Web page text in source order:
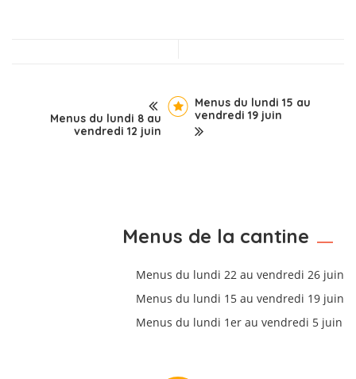
Menus du lundi 8 au
vendredi 12 juin
Menus du lundi 15 au
vendredi 19 juin
Menus de la cantine
Menus du lundi 22 au vendredi 26 juin
Menus du lundi 15 au vendredi 19 juin
Menus du lundi 1er au vendredi 5 juin